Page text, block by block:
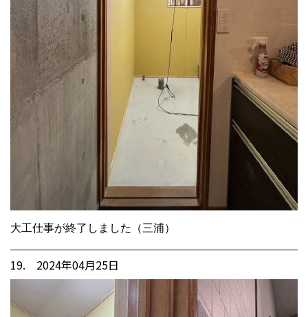
大工仕事が終了しました（三浦）
19. 2024年04月25日